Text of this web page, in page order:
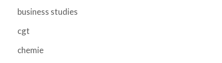
business studies
cgt
chemie